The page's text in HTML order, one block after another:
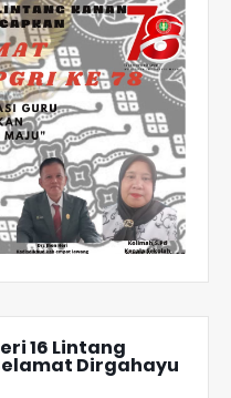
16 Lintang
Dirgahayu